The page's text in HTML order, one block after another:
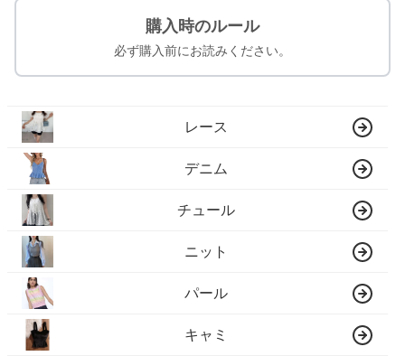
購入時のルール
必ず購入前にお読みください。
レース
デニム
チュール
ニット
パール
キャミ